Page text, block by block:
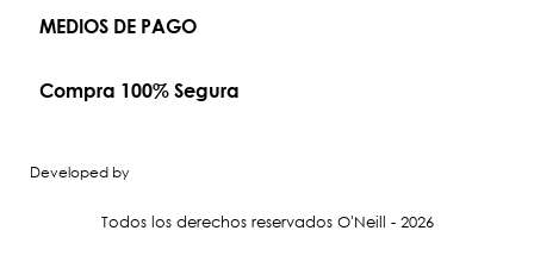
MEDIOS DE PAGO
Compra 100% Segura
Todos los derechos reservados O'Neill - 2026
Developed by